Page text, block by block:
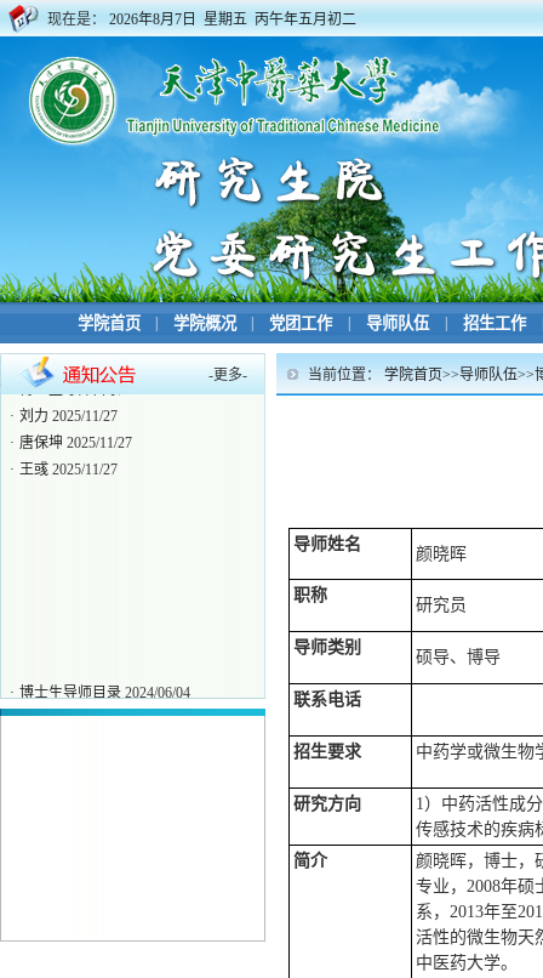
现在是： 2026年8月7日 星期五 丙午年五月初二
学院首页 学院概况 党团工作 导师队伍 招生工作
-更多-
博士生导师目录 2024/06/04
· 刘力 2025/11/27
· 唐保坤 2025/11/27
· 王彧 2025/11/27
· 博士生导师目录 2024/06/04
· 刘力 2025/11/27
当前位置： 学院首页>>导师队伍>>
导师姓名
颜晓晖
职称
研究员
导师类别
硕导、博导
联系电话
招生要求 中药学或微生物
研究方向
1）中药活性成
传感技术的疾病
简介
颜晓晖，博士，
专业，2008年硕
系，2013年至
活性的微生物天
中医药大学。